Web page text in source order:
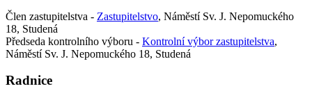
Člen zastupitelstva - Zastupitelstvo, Náměstí Sv. J. Nepomuckého
18, Studená
Předseda kontrolního výboru - Kontrolní výbor zastupitelstva,
Náměstí Sv. J. Nepomuckého 18, Studená
Radnice